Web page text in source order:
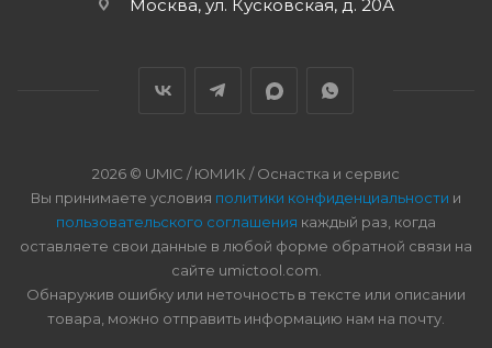
Москва, ул. Кусковская, д. 20А
2026 © UMIC / ЮМИК / Оснастка и сервис
Вы принимаете условия политики конфиденциальности и
пользовательского соглашения каждый раз, когда
оставляете свои данные в любой форме обратной связи на
сайте umictool.com.
Обнаружив ошибку или неточность в тексте или описании
товара, можно отправить информацию нам на почту.